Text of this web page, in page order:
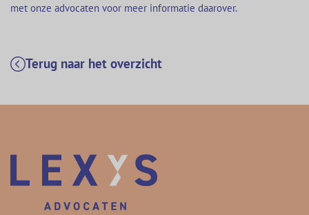
met onze advocaten voor meer informatie daarover.
Terug naar het overzicht